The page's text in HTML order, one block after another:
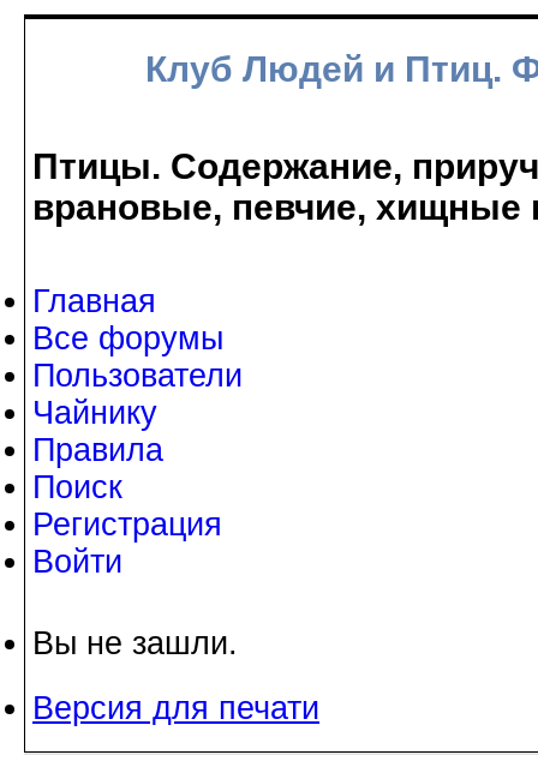
Клуб Людей и Птиц.
Птицы. Содержание,
врановые, певчие, хищные
Главная
Все форумы
Пользователи
Чайнику
Правила
Поиск
Регистрация
Войти
Вы не зашли.
Версия для печати